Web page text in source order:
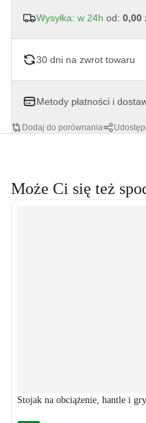
Wysyłka: w 24h od: 0,00
30 dni na zwrot towaru
Metody płatności i
Dodaj do porównania
Może Ci się też
Stojak na obciążenie, hantle i